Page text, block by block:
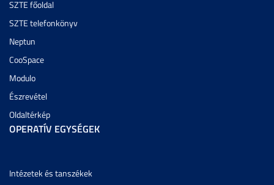
SZTE főoldal
SZTE telefonkönyv
Neptun
CooSpace
Modulo
Észrevétel
Oldaltérkép
OPERATÍV EGYSÉGEK
Intézetek és tanszékek